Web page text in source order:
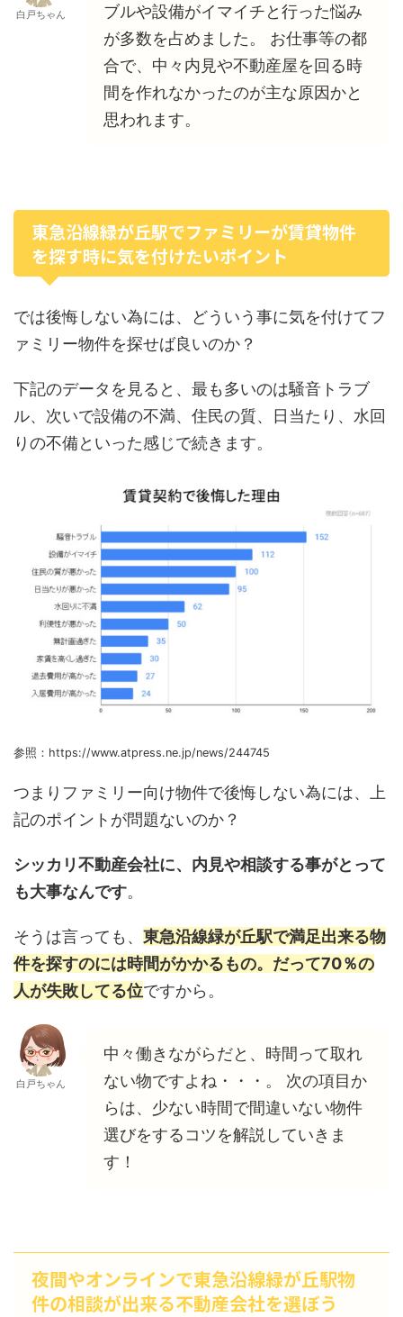
白戸ちゃん
ブルや設備がイマイチと行った悩み
が多数を占めました。 お仕事等の都
合で、中々内見や不動産屋を回る時
間を作れなかったのが主な原因かと
思われます。
東急沿線緑が丘駅でファミリーが賃貸物件
を探す時に気を付けたいポイント
では後悔しない為には、どういう事に気を付けてフ
ァミリー物件を探せば良いのか？
下記のデータを見ると、最も多いのは騒音トラブ
ル、次いで設備の不満、住民の質、日当たり、水回
りの不備といった感じで続きます。
参照：https://www.atpress.ne.jp/news/244745
つまりファミリー向け物件で後悔しない為には、上
記のポイントが問題ないのか？
シッカリ不動産会社に、内見や相談する事がとって
も大事なんです。
そうは言っても、 東急沿線緑が丘駅で満足出来る物
件を探すのには時間がかかるもの。だって70％の
人が失敗してる位ですから。
白戸ちゃん
中々働きながらだと、時間って取れ
ない物ですよね・・・。 次の項目か
らは、少ない時間で間違いない物件
選びをするコツを解説していきま
す！
夜間やオンラインで東急沿線緑が丘駅物
件の相談が出来る不動産会社を選ぼう